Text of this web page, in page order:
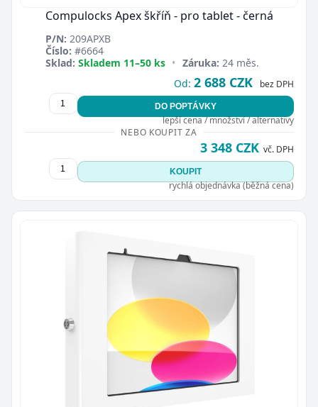
Compulocks Apex škříň - pro tablet - černá
P/N: 209APXB
Číslo: #6664
Sklad: Skladem 11–50 ks • Záruka: 24 měs.
Od: 2 688 CZK bez DPH
DO POPTÁVKY
lepší cena / množství / alternativy
NEBO KOUPIT ZA
3 348 CZK vč. DPH
KOUPIT
rychlá objednávka (běžná cena)